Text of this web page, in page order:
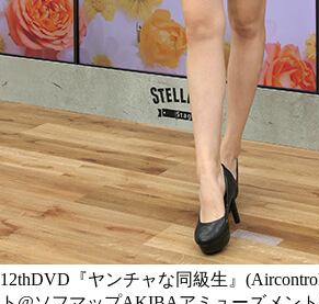
12thDVD『ヤンチャな同級生』